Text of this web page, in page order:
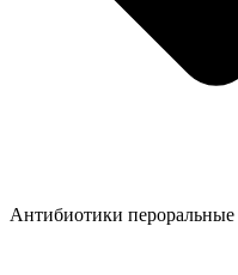
Антибиотики пероральные